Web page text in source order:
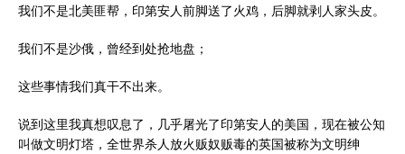
我们不是北美匪帮，印第安人前脚送了火鸡，后脚就剥人家头皮。
我们不是沙俄，曾经到处抢地盘；
这些事情我们真干不出来。
说到这里我真想叹息了，几乎屠光了印第安人的美国，现在被公知
叫做文明灯塔，全世界杀人放火贩奴贩毒的英国被称为文明绅